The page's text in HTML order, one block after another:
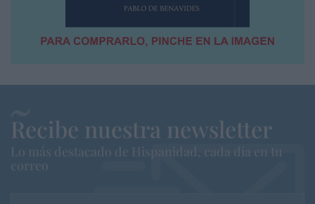
Recibe nuestra newsletter
Lo más destacado de Hispanidad, cada dia en tu
correo